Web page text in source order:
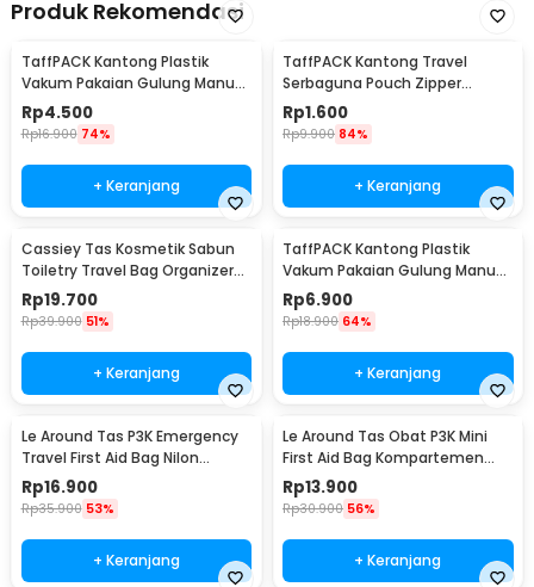
Produk Rekomendasi
TaffPACK Kantong Plastik
Vakum Pakaian Gulung Manual
40x60cm 1 PCS - TR028
Rp4.500
Rp16.900 74%
+ Keranjang
TaffPACK Kantong Travel
Serbaguna Pouch Zipper
Organizer 1 PCS - CC-003
Rp1.600
Rp9.900 84%
+ Keranjang
Cassiey Tas Kosmetik Sabun
Toiletry Travel Bag Organizer
21x17x8cm - VER.2
Rp19.700
Rp39.900 51%
+ Keranjang
TaffPACK Kantong Plastik
Vakum Pakaian Gulung Manual
1 PCS 39.5x60cm - VB-70
Rp6.900
Rp18.900 64%
+ Keranjang
Le Around Tas P3K Emergency
Travel First Aid Bag Nilon
23.7x13x7.5cm - LG129
Rp16.900
Rp35.900 53%
+ Keranjang
Le Around Tas Obat P3K Mini
First Aid Bag Kompartemen
Travel - A3079
Rp13.900
Rp30.900 56%
+ Keranjang